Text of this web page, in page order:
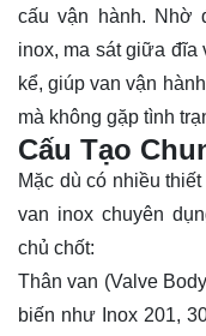
cấu vận hành. Nhờ
inox, ma sát giữa đĩa
kể, giúp van vận
mà không gặp tình
Cấu Tạo
Mặc dù có nhiều
van inox chuyên
chủ chốt:
Thân van (Valve
biến như Inox 201,